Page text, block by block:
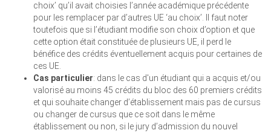
choix’ qu’il avait choisies l’année académique précédente
pour les remplacer par d’autres UE ‘au choix’. Il faut noter
toutefois que si l’étudiant modifie son choix d’option et que
cette option était constituée de plusieurs UE, il perd le
bénéfice des crédits éventuellement acquis pour certaines de
ces UE.
Cas particulier: dans le cas d'un étudiant qui a acquis et/ou
valorisé au moins 45 crédits du bloc des 60 premiers crédits
et qui souhaite changer d’établissement mais pas de cursus
ou changer de cursus que ce soit dans le même
établissement ou non, si le jury d’admission du nouvel